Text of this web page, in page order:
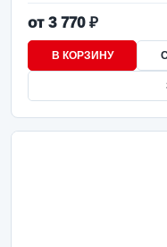
от 3 770 ₽
В КОРЗИНУ